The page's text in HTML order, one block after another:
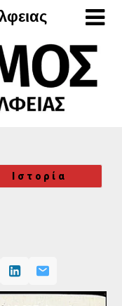
Ιστορία